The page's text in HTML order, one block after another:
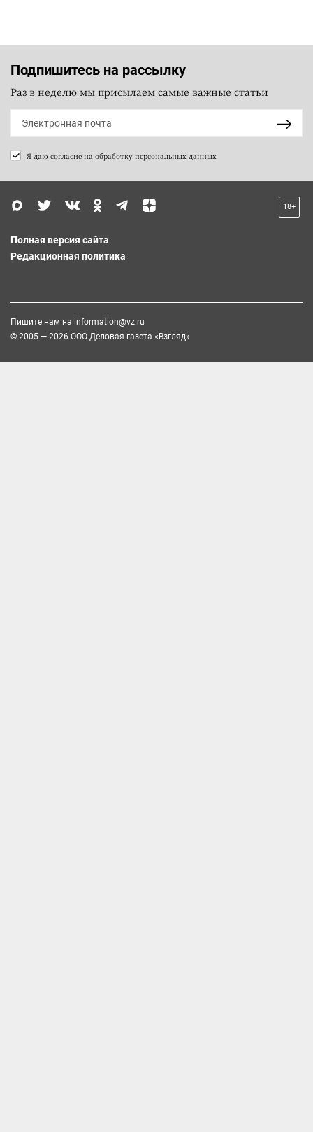
Подпишитесь на рассылку
Раз в неделю мы присылаем самые важные статьи
Я даю согласие на обработку персональных данных
18+
Полная версия сайта
Редакционная политика
Пишите нам на information@vz.ru
© 2005 — 2026 ООО Деловая газета «Взгляд»